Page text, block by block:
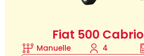
Fiat 500 Cabrio
Manuelle 4